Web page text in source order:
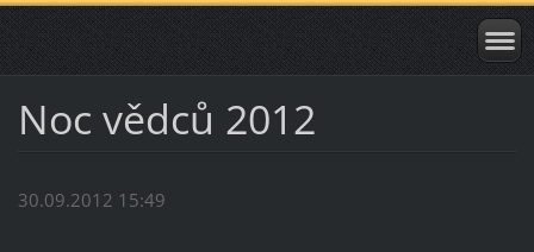
Noc vědců 2012
30.09.2012 15:49